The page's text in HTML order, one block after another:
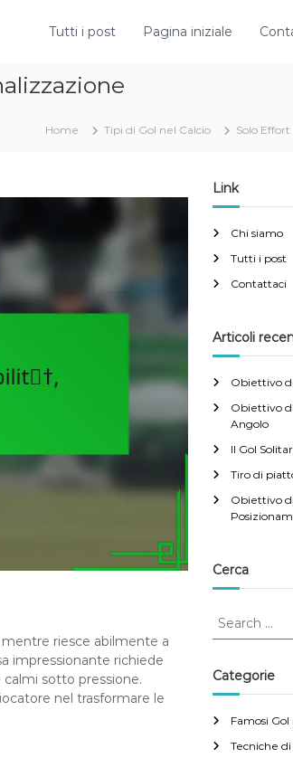
Tutti i post Pagina iniziale
Home Tipi di Gol nel Calcio Solo
riesce abilmente a
impressionante richiede
sotto pressione.
nel trasformare le
Link
Chi siamo
Tutti i post
Contattaci
Articoli
Obiettivo
Obiettivo
Angolo
Il Gol
Tiro di
Obiettivo
Cerca
S
r
c
f
o
Categorie
Famosi
Tecniche